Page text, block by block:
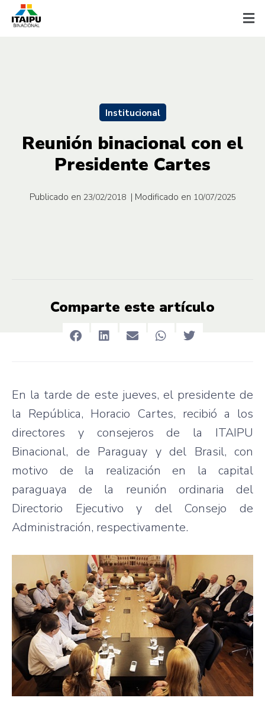
Institucional
Reunión binacional con el
Presidente Cartes
Publicado en 23/02/2018 | Modificado en 10/07/2025
Comparte este artículo
En la tarde de este jueves, el presidente de
la República, Horacio Cartes, recibió a los
directores y consejeros de la ITAIPU
Binacional, de Paraguay y del Brasil, con
motivo de la realización en la capital
paraguaya de la reunión ordinaria del
Directorio Ejecutivo y del Consejo de
Administración, respectivamente.